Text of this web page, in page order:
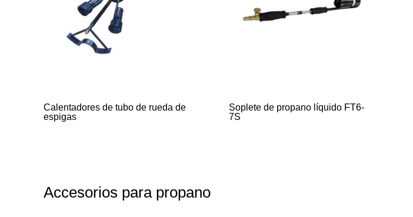
Calentadores de tubo de rueda de
espigas
Soplete de propano líquido FT6-
7S
Accesorios para propano